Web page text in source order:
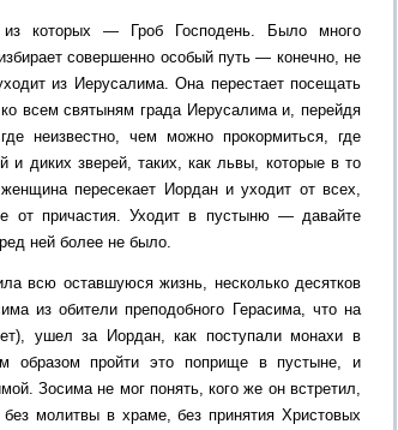
которых — Гроб Господень. Было много
совершенно особый путь — конечно, не
из Иерусалима. Она перестает посещать
всем святыням града Иерусалима и, перейдя
неизвестно, чем можно прокормиться, где
и диких зверей, таких, как львы, которые в то
пересекает Иордан и уходит от всех,
от причастия. Уходит в пустыню — давайте
ней более не было.
всю оставшуюся жизнь, несколько десятков
из обители преподобного Герасима, что на
ушел за Иордан, как поступали монахи в
образом пройти это поприще в пустыне, и
Зосима не мог понять, кого же он встретил,
молитвы в храме, без принятия Христовых